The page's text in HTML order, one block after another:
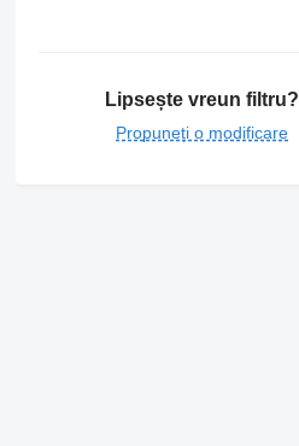
Lipsește vreun filtru?
Propuneți o modificare